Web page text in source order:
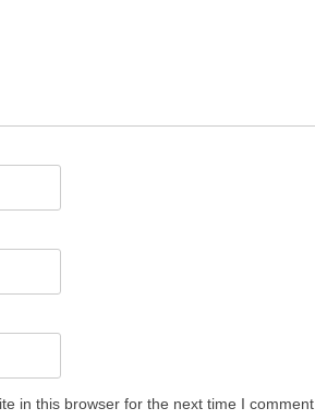
in this browser for the next time I comment.